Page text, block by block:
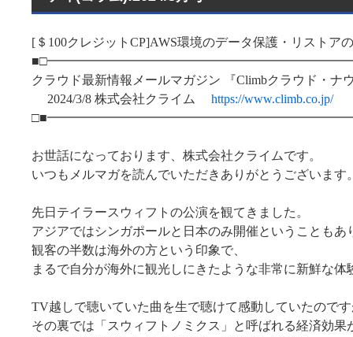
[＄100クレジットCP]AWS環境のデータ保護・リストア
クラウド最新情報メールマガジン 『Climbクラウド・ナ
2024/3/8 株式会社クライム https://www.climb.co.jp/
お世話になっております、株式会社クライムです。
いつもメルマガを読んでいただきありがとうございます
先日テイラースウィフトの公演を観てきました。
アジアではシンガポールと日本のみ開催ということもあ
観客の半数は海外の方という印象で、
まるで自分が海外に観光しにきたような非常に新鮮な体
TV越しで聴いていた曲を生で聴けて感動していたので
その裏では「スウィフトノミクス」と呼ばれる経済効果